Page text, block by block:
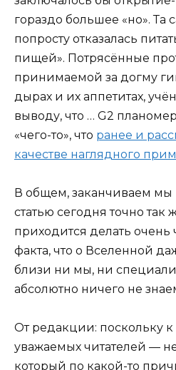
гораздо большее «но». Та
попросту отказалась
пищей». Потрясённые
принимаемой за догму
дырах и их аппетитах,
выводу, что … G2
«чего-то», что ранее и
качестве наглядного
В общем, заканчиваем мы
статью сегодня точно так
приходится делать очень
факта, что о Вселенной
близи ни мы, ни
абсолютно ничего не
От редакции: поскольку
уважаемых читателей —
который по какой-то